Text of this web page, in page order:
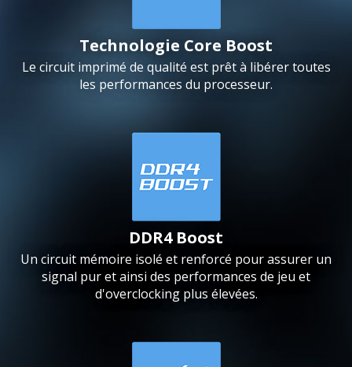
Technologie Core Boost
Le circuit imprimé de qualité est prêt à libérer toutes
les performances du processeur.
DDR4 Boost
Un circuit mémoire isolé et renforcé pour assurer un
signal pur et ainsi des performances de jeu et
d'overclocking plus élevées.